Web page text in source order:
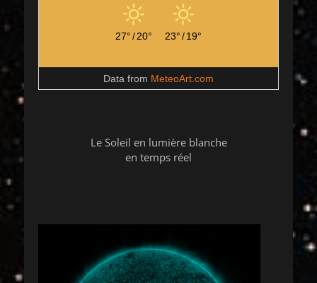
27°/20° 23°/19°
Data from MeteoArt.com
Le Soleil en lumière blanche
en temps réel